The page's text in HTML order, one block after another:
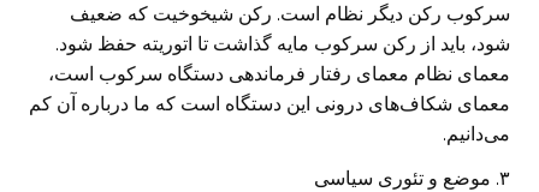
سرکوب رکن دیگر نظام است. رکن شیخوخیت که ضعیف
شود، باید از رکن سرکوب مایه گذاشت تا اتوریته حفظ شود.
معمای نظام معمای رفتار فرماندهی دستگاه سرکوب است،
معمای شکاف‌های درونی این دستگاه است که ما درباره آن کم
می‌دانیم.
۳. موضع و تئوری سیاسی